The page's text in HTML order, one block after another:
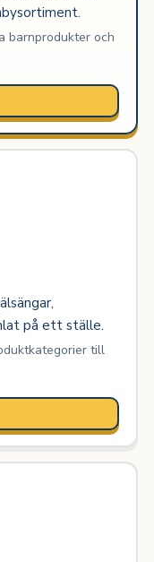
barnprodukter och
på ett ställe.
till